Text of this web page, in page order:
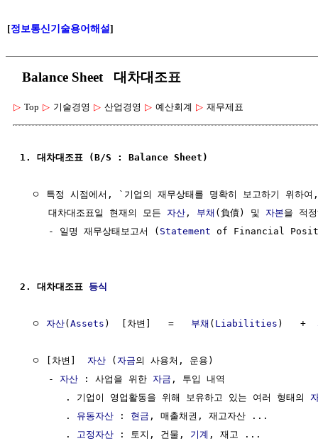
[정보통신기술용어해설]
Balance Sheet 대차대조표
▷ Top ▷ 기술경영 ▷ 산업경영 ▷ 예산회계 ▷ 재무제표
1. 대차대조표 (B/S : Balance Sheet)
ㅇ 특정 시점에서, `기업의 재무상태를 명확히 보고하기 위하
     대차대조표일 현재의 모든
자산 , 부채 (負債) 및 자본을 적
     - 일명 재무상태보고서 (
Statement of Financial
2. 대차대조표 등식
  ㅇ
자산(Assets )  [차변]   = 부채 ( Liabilities )   +
  ㅇ [차변]
자산 (자금의 사용처, 운용)
     -
자산 : 사업을 위한 자금 , 투입 내역
        . 기업이 영업활동을 위해 보유하고 있는 여러 형태의
        .
유동자산 : 현금 , 매출채권, 재고자산 ...
        .
고정자산 : 토지, 건물, 기계 , 재고 ...